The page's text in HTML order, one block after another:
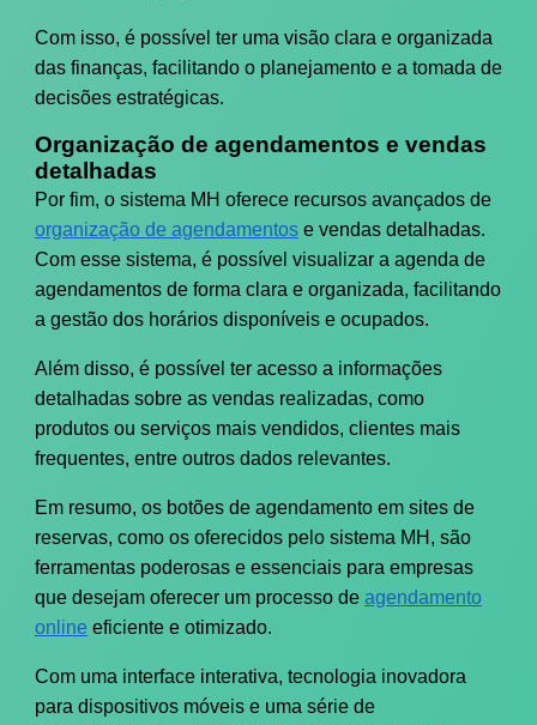
Com isso, é possível ter uma visão clara e organizada
das finanças, facilitando o planejamento e a tomada de
decisões estratégicas.
Organização de agendamentos e vendas
detalhadas
Por fim, o sistema MH oferece recursos avançados de
organização de agendamentose vendas detalhadas.
Com esse sistema, é possível visualizar a agenda de
agendamentos de forma clara e organizada, facilitando
a gestão dos horários disponíveis e ocupados.
Além disso, é possível ter acesso a informações
detalhadas sobre as vendas realizadas, como
produtos ou serviços mais vendidos, clientes mais
frequentes, entre outros dados relevantes.
Em resumo, os botões de agendamento em sites de
reservas, como os oferecidos pelo sistema MH, são
ferramentas poderosas e essenciais para empresas
que desejam oferecer um processo de agendamento
online eficiente e otimizado.
Com uma interface interativa, tecnologia inovadora
para dispositivos móveis e uma série de